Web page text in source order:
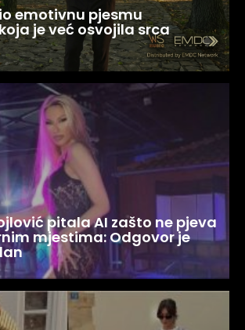
emotivnu pjesmu
je već osvojila srca
pitala AI zašto ne pjeva
mjestima: Odgovor je